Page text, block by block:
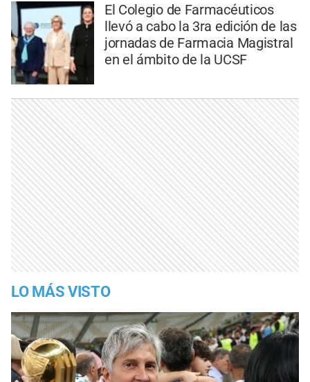
El Colegio de Farmacéuticos
llevó a cabo la 3ra edición de las
jornadas de Farmacia Magistral
en el ámbito de la UCSF
LO MÁS VISTO